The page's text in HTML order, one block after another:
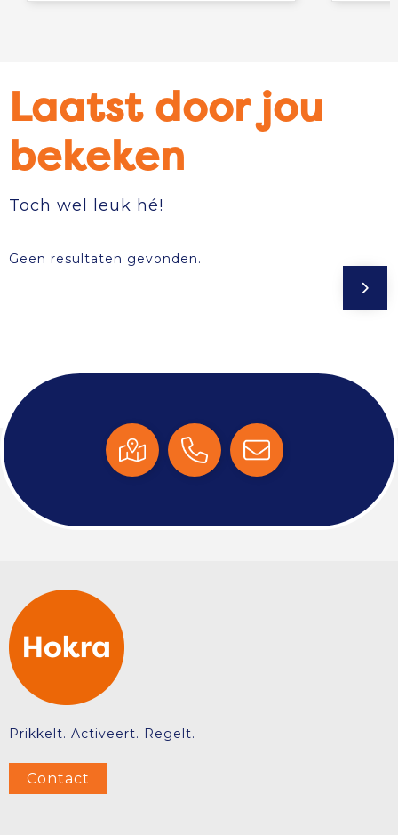
Laatst door jou
bekeken
Toch wel leuk hé!
Geen resultaten gevonden.
Prikkelt. Activeert. Regelt.
Contact